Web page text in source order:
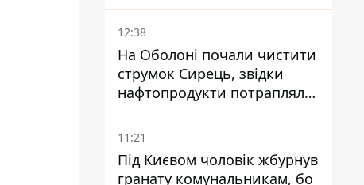
12:38
На Оболоні почали чистити
струмок Сирець, звідки
нафтопродукти потрапляли
до озер
11:21
Під Києвом чоловік жбурнув
гранату комунальникам, бо